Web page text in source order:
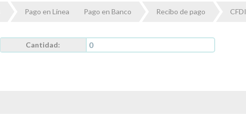
Pago en Línea Pago en Banco Recibo de pago CFDI
Cantidad: